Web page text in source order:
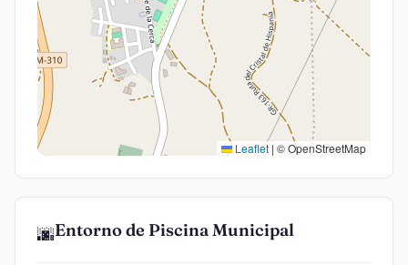
Leaflet | © OpenStreetMap
🌆Entorno de Piscina Municipal